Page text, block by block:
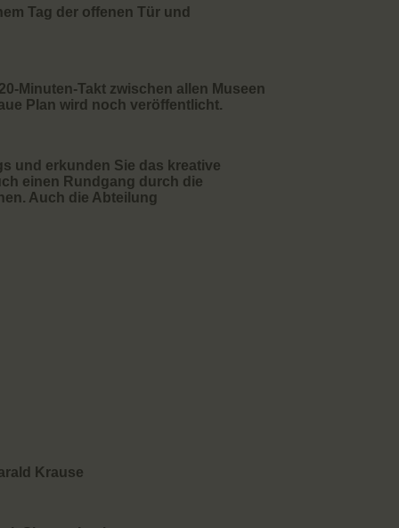
Tag der offenen Tür und
Minuten-Takt zwischen allen Museen
Plan wird noch veröffentlicht.
und erkunden Sie das kreative
einen Rundgang durch die
Auch die Abteilung
Krause